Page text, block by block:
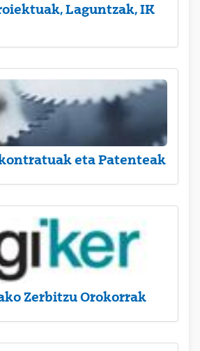
Laguntzak, IK
eta Patenteak
Zerbitzu Orokorrak